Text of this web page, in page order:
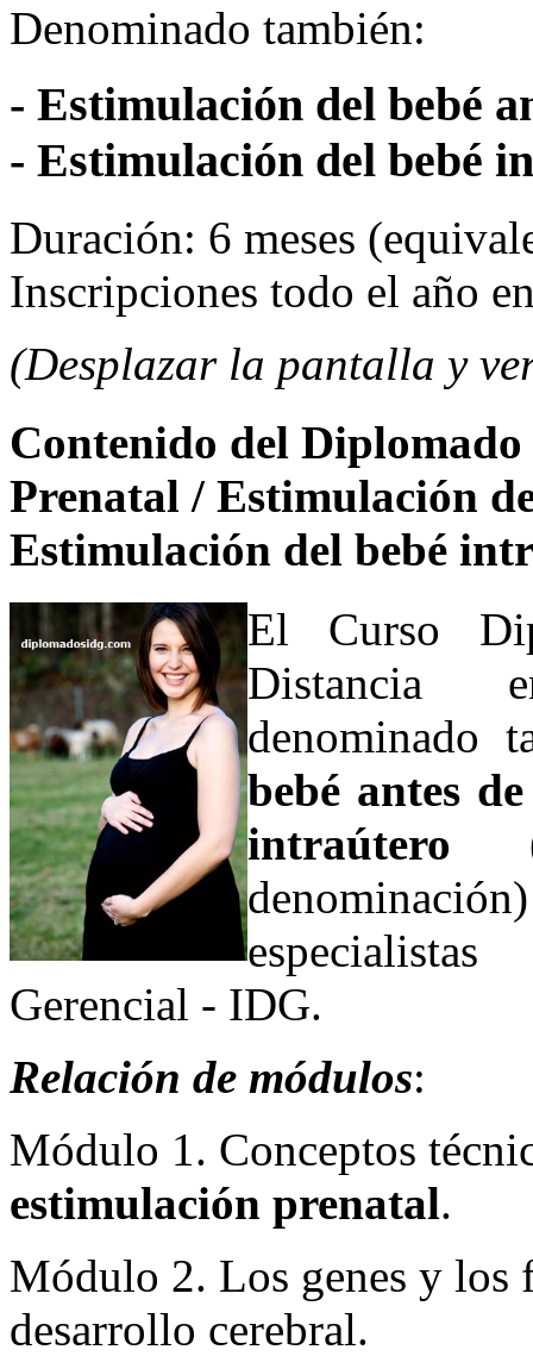
Denominado también:
- Estimulación del bebé
- Estimulación del bebé
Duración: 6 meses
Inscripciones todo el año
(Desplazar la pantalla y
Contenido del
Prenatal / Estimulación
Estimulación del bebé
El Curso
denominado
bebé antes
intraútero
Gerencial - IDG.
Relación de módulos:
Módulo 1. Conceptos
estimulación prenatal.
Módulo 2. Los genes y los
desarrollo cerebral.